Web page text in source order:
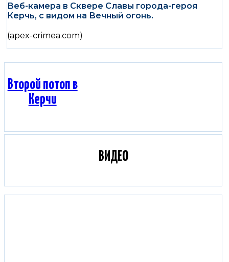
Веб-камера в Сквере Славы города-героя
Керчь, с видом на Вечный огонь.
(apex-crimea.com)
Второй потоп в
Керчи
ВИДЕО